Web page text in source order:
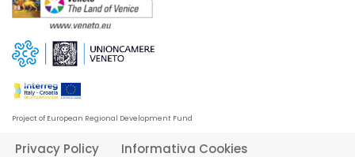
Project of European Regional Development Fund
Privacy Policy Informativa Cookies